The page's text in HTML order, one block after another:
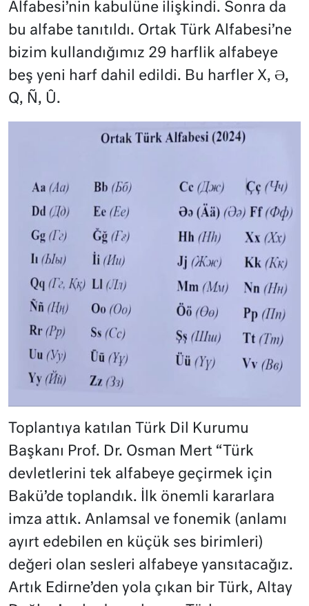
Alfabesi’nin kabulüne ilişkindi. Sonra da
bu alfabe tanıtıldı. Ortak Türk Alfabesi’ne
bizim kullandığımız 29 harflik alfabeye
beş yeni harf dahil edildi. Bu harfler X, Ə,
Q, Ñ, Û.
Toplantıya katılan Türk Dil Kurumu
Başkanı Prof. Dr. Osman Mert “ Türk
devletlerini tek alfabeye geçirmek için
Bakü’de toplandık. İlk önemli kararlara
imza attık. Anlamsal ve fonemik (anlamı
ayırt edebilen en küçük ses birimleri)
değeri olan sesleri alfabeye yansıtacağız.
Artık Edirne’den yola çıkan bir Türk, Altay